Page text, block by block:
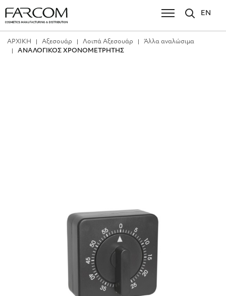
EN
ΑΡΧΙΚΗ Αξεσουάρ Λοιπά Αξεσουάρ
Άλλα αναλώσιμα
ΑΝΑΛΟΓΙΚΟΣ ΧΡΟΝΟΜΕΤΡΗΤΗΣ